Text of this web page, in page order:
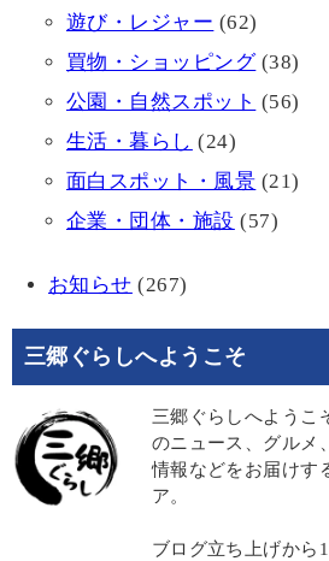
遊び・レジャー (62)
買物・ショッピング(38)
公園・自然スポット (56)
生活・暮らし (24)
面白スポット・風景 (21)
企業・団体・施設 (57)
お知らせ (267)
三郷ぐらしへようこそ
三郷ぐらしへようこ
のニュース、グルメ
情報などをお届けす
ア。
ブログ立ち上げから